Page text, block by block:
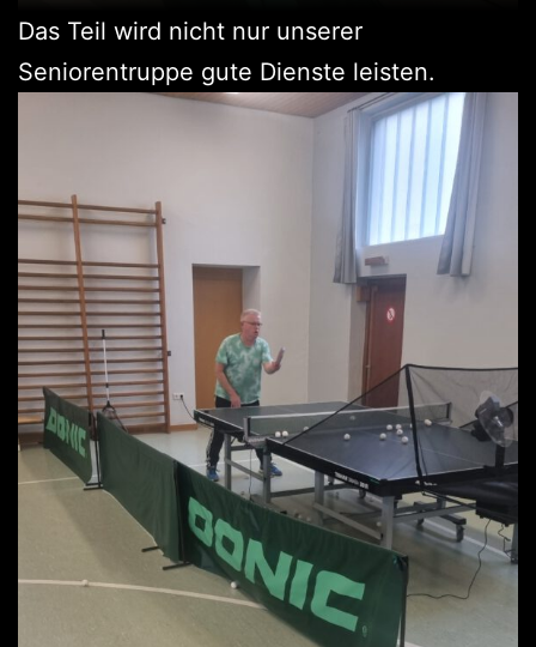
Das Teil wird nicht nur unserer
Seniorentruppe gute Dienste leisten.